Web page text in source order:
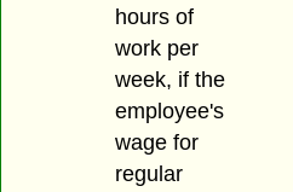
hours of
work per
week, if the
employee's
wage for
regular